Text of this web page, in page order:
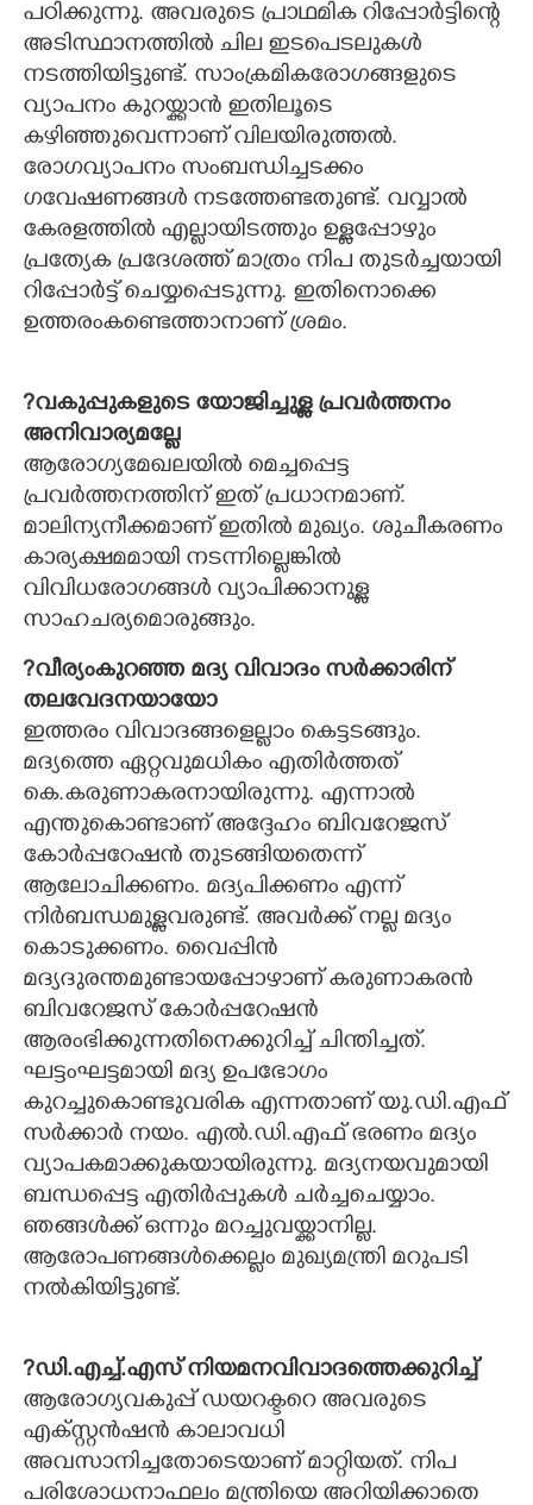
പഠിക്കുന്നു. അവരുടെ പ്രാഥമിക റിപ്പോർട്ടിന്റെ
അടിസ്ഥാനത്തിൽ ചില ഇടപെടലുകൾ
നടത്തിയിട്ടുണ്ട്. സാംക്രമികരോഗങ്ങളുടെ
വ്യാപനം കുറയ്ക്കാൻ ഇതിലൂടെ
കഴിഞ്ഞുവെന്നാണ് വിലയിരുത്തൽ.
രോഗവ്യാപനം സംബന്ധിച്ചടക്കം
ഗവേഷണങ്ങൾ നടത്തേണ്ടതുണ്ട്. വവ്വാൽ
കേരളത്തിൽ എല്ലായിടത്തും ഉള്ളപ്പോഴും
പ്രത്യേക പ്രദേശത്ത് മാത്രം നിപ തുടർച്ചയായി
റിപ്പോർട്ട് ചെയ്യപ്പെടുന്നു. ഇതിനൊക്കെ
ഉത്തരംകണ്ടെത്താനാണ് ശ്രമം.
?വകുപ്പുകളുടെ യോജിച്ചുള്ള പ്രവർത്തനം
അനിവാര്യമല്ലേ
ആരോഗ്യമേഖലയിൽ മെച്ചപ്പെട്ട
പ്രവർത്തനത്തിന് ഇത് പ്രധാനമാണ്.
മാലിന്യനീക്കമാണ് ഇതിൽ മുഖ്യം. ശുചീകരണം
കാര്യക്ഷമമായി നടന്നില്ലെങ്കിൽ
വിവിധരോഗങ്ങൾ വ്യാപിക്കാനുള്ള
സാഹചര്യമൊരുങ്ങും.
?വീര്യംകുറഞ്ഞ മദ്യ വിവാദം സർക്കാരിന്
തലവേദനയായോ
ഇത്തരം വിവാദങ്ങളെല്ലാം കെട്ടടങ്ങും.
മദ്യത്തെ ഏറ്റവുമധികം എതിർത്തത്
കെ.കരുണാകരനായിരുന്നു. എന്നാൽ
എന്തുകൊണ്ടാണ് അദ്ദേഹം ബിവറേജസ്
കോർപ്പറേഷൻ തുടങ്ങിയതെന്ന്
ആലോചിക്കണം. മദ്യപിക്കണം എന്ന്
നിർബന്ധമുള്ളവരുണ്ട്. അവർക്ക് നല്ല മദ്യം
കൊടുക്കണം. വൈപ്പിൻ
മദ്യദുരന്തമുണ്ടായപ്പോഴാണ് കരുണാകരൻ
ബിവറേജസ് കോർപ്പറേഷൻ
ആരംഭിക്കുന്നതിനെക്കുറിച്ച് ചിന്തിച്ചത്.
ഘട്ടംഘട്ടമായി മദ്യ ഉപഭോഗം
കുറച്ചുകൊണ്ടുവരിക എന്നതാണ് യു.ഡി.എഫ്
സർക്കാർ നയം. എൽ.ഡി.എഫ് ഭരണം മദ്യം
വ്യാപകമാക്കുകയായിരുന്നു. മദ്യനയവുമായി
ബന്ധപ്പെട്ട എതിർപ്പുകൾ ചർച്ചചെയ്യാം.
ഞങ്ങൾക്ക് ഒന്നും മറച്ചുവയ്ക്കാനില്ല.
ആരോപണങ്ങൾക്കെല്ലം മുഖ്യമന്ത്രി മറുപടി
നൽകിയിട്ടുണ്ട്.
?ഡി.എച്ച്.എസ് നിയമനവിവാദത്തെക്കുറിച്ച്
ആരോഗ്യവകുപ്പ് ഡയറക്ടറെ അവരുടെ
എക്സ്റ്റൻഷൻ കാലാവധി
അവസാനിച്ചതോടെയാണ് മാറ്റിയത്. നിപ
പരിശോധനാഫലം മന്ത്രിയെ അറിയിക്കാതെ